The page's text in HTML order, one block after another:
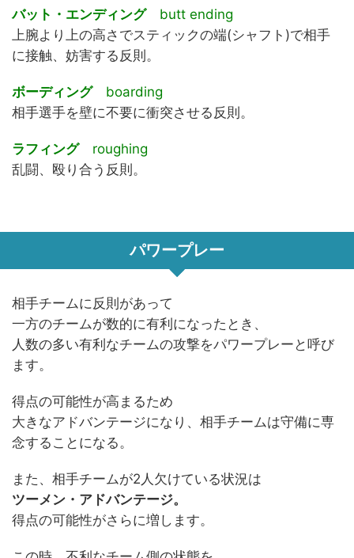
バット・エンディングbutt ending
上腕より上の高さでスティックの端(シャフト)で相手
に接触、妨害する反則。
ボーディングboarding
相手選手を壁に不要に衝突させる反則。
ラフィングroughing
乱闘、殴り合う反則。
パワープレー
相手チームに反則があって
一方のチームが数的に有利になったとき、
人数の多い有利なチームの攻撃をパワープレーと呼び
ます。
得点の可能性が高まるため
大きなアドバンテージになり、相手チームは守備に専
念することになる。
また、相手チームが2人欠けている状況は
ツーメン・アドバンテージ。
得点の可能性がさらに増します。